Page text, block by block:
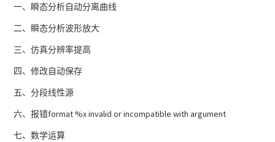
一、瞬态分析自动分离曲线
二、瞬态分析波形放大
三、仿真分辨率提高
四、修改自动保存
五、分段线性源
六、报错format %x invalid or incompatible with argument
七、数学运算